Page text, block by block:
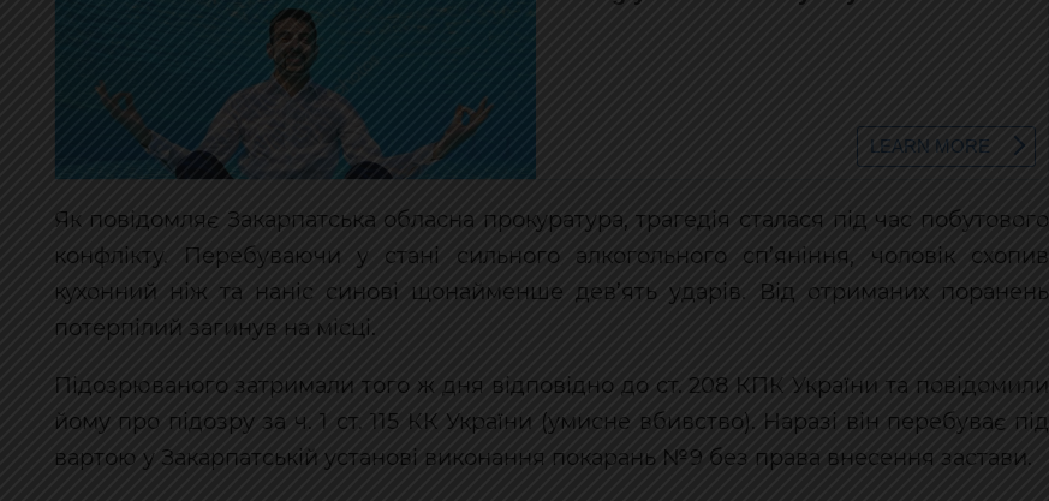
Як повідомляє Закарпатська обласна прокуратура, трагедія сталася під час побутового
конфлікту. Перебуваючи у стані сильного алкогольного сп’яніння, чоловік схопив
кухонний ніж та наніс синові щонайменше дев’ять ударів. Від отриманих поранень
потерпілий загинув на місці.
Підозрюваного затримали того ж дня відповідно до ст. 208 КПК України та повідомили
йому про підозру за ч. 1 ст. 115 КК України (умисне вбивство). Наразі він перебуває під
вартою у Закарпатській установі виконання покарань №9 без права внесення застави.